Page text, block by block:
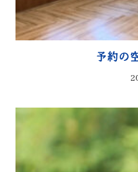
予約の